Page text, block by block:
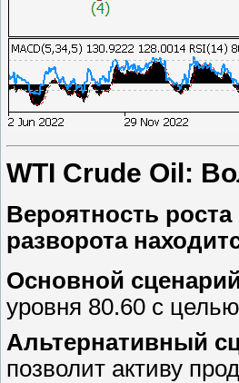
WTI Crude Oil:
Вероятность
разворота
Основной
уровня 80.60 с
Альтернативный
позволит активу